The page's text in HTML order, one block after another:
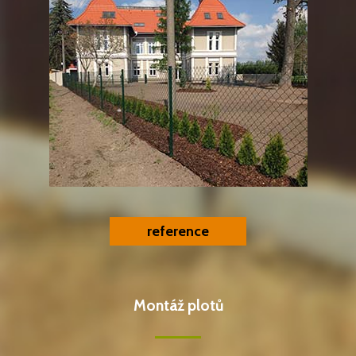
reference
Montáž plotů